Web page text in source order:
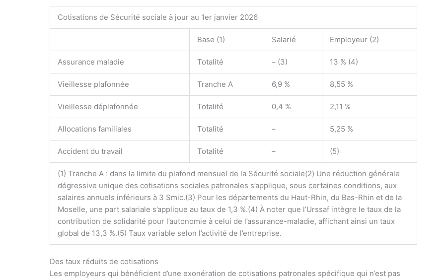
Cotisations de Sécurité sociale à jour au 1er janvier 2026
Base (1) Salarié Employeur (2)
Assurance maladie Totalité – (3) 13 % (4)
Vieillesse plafonnée Tranche A 6,9 % 8,55 %
Vieillesse déplafonnée Totalité 0,4 % 2,11 %
Allocations familiales Totalité – 5,25 %
Accident du travail Totalité – (5)
(1) Tranche A : dans la limite du plafond mensuel de la Sécurité sociale(2) Une réduction générale
dégressive unique des cotisations sociales patronales s’applique, sous certaines conditions, aux
salaires annuels inférieurs à 3 Smic.(3) Pour les départements du Haut-Rhin, du Bas-Rhin et de la
Moselle, une part salariale s’applique au taux de 1,3 %.(4) À noter que l’Urssaf intègre le taux de la
contribution de solidarité pour l’autonomie à celui de l’assurance-maladie, affichant ainsi un taux
global de 13,3 %.(5) Taux variable selon l’activité de l’entreprise.
Des taux réduits de cotisations
Les employeurs qui bénéficient d’une exonération de cotisations patronales spécifique qui n’est pas